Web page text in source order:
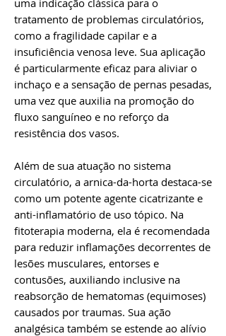
tratamento de problemas circulatórios,
como a fragilidade capilar e a
insuficiência venosa leve. Sua aplicação
é particularmente eficaz para aliviar o
inchaço e a sensação de pernas pesadas,
uma vez que auxilia na promoção do
fluxo sanguíneo e no reforço da
resistência dos vasos.
Além de sua atuação no sistema
circulatório, a arnica-da-horta destaca-se
como um potente agente cicatrizante e
anti-inflamatório de uso tópico. Na
fitoterapia moderna, ela é recomendada
para reduzir inflamações decorrentes de
lesões musculares, entorses e
contusões, auxiliando inclusive na
reabsorção de hematomas (equimoses)
causados por traumas. Sua ação
analgésica também se estende ao alívio